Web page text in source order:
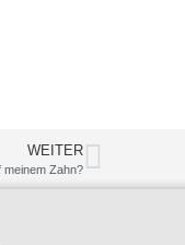
WEITER
meinem Zahn?